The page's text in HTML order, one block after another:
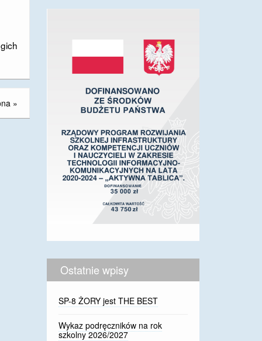
»
Ostatnie wpisy
SP-8 ŻORY jest THE BEST
Wykaz podręczników na rok
szkolny 2026/2027